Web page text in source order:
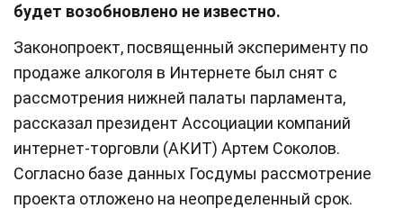
будет возобновлено не известно.
Законопроект, посвященный эксперименту по
продаже алкоголя в Интернете был снят с
рассмотрения нижней палаты парламента,
рассказал президент Ассоциации компаний
интернет-торговли (АКИТ) Артем Соколов.
Согласно базе данных Госдумы рассмотрение
проекта отложено на неопределенный срок.